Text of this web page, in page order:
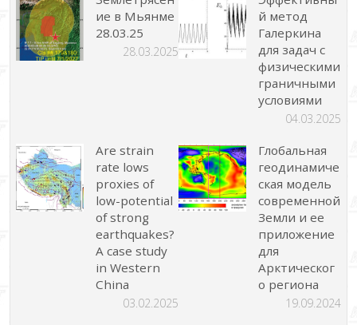
ие в Мьянме
28.03.25
28.03.2025
й метод
Галеркина
для задач с
физическими
граничными
условиями
04.03.2025
Are strain
rate lows
proxies of
low-potential
of strong
earthquakes?
A case study
in Western
China
03.02.2025
Глобальная
геодинамиче
ская модель
современной
Земли и ее
приложение
для
Арктическог
о региона
19.09.2024